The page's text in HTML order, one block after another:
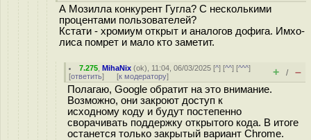
А Мозилла конкурент Гугла? С несколькими
процентами пользователей?
Кстати - хромиум открыт и аналогов дофига. Имхо-
лиса помрет и мало кто заметит.
7.275 ,MihaNix (ok), 11:04, 06/03/2025 [^] [^^] [^^^]
[ответить] [к модератору] + / –
Полагаю, Google обратит на это внимание.
Возможно, они закроют доступ к
исходному коду и будут постепенно
сворачивать поддержку открытого кода. В итоге
останется только закрытый вариант Chrome.